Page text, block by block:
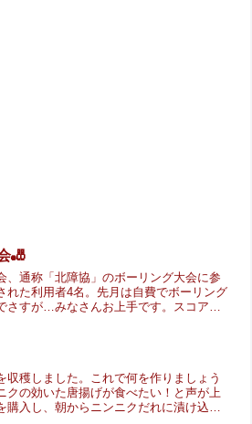
🎳
、通称「北障協」のボーリング大会に参
れた利用者4名。先月は自費でボーリング
さすが…みなさんお上手です。スコアは
収穫しました。これで何を作りましょう
クの効いた唐揚げが食べたい！と声が上
入し、朝からニンニクだれに漬け込み